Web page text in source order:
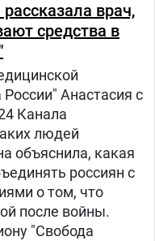
врач,
средства в
Анастасия с
Канала
людей
объяснила, какая
россиян с
о том, что
после войны.
"Свобода